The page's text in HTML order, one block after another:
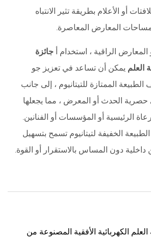
أو الأعلام بطريقة تثير الانتباه
المعارض المعاصرة.
الراقية ، استخدام أ جائزة
العلم يمكن أن تساعد في تعزيز جو
الممتازة للتيتانيوم ، إلى جانب
حصرية الحدث أو المعرض ، مما يجعلها
الرئيسية أو المؤسسات أو الفنانين.
الخفيفة لتيتانيوم تسمح بتسهيل
دون المساس بالاستقرار أو القوة.
الكهربائية الأفقية المصنوعة من